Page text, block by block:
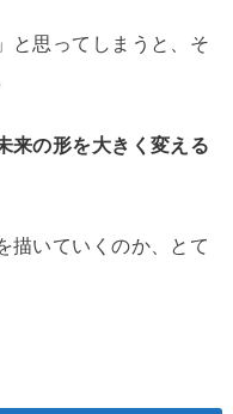
と思ってしまうと、そ
来の形を大きく変える
描いていくのか、とて